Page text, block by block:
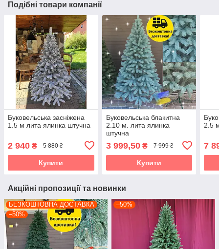
Подібні товари компанії
Буковельська засніжена
1.5 м лита ялинка штучна
2 940 ₴ 5 880 ₴
Купити
Буковельська блакитна
2.10 м. лита ялинка
штучна
3 999,50₴ 7 999 ₴
Купити
2.5
7
Акційні пропозиції та новинки
БЕЗКОШТОВНА ДОСТАВКА
–50%
–50%